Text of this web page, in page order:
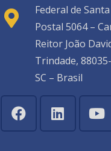
Federal de
Postal 5064 –
Reitor João
Trindade,
SC – Brasil